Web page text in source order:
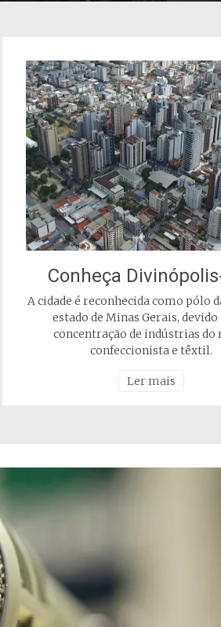
Conheça
A cidade é reconhecida como pólo
estado de Minas Gerais, devido
concentração de indústrias do
confeccionista e têxtil.
Ler mais